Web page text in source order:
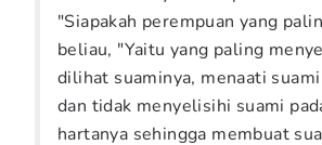
"Siapakah perempuan yang
beliau, "Yaitu yang paling
dilihat suaminya, menaati
dan tidak menyelisihi suami
hartanya sehingga membuat